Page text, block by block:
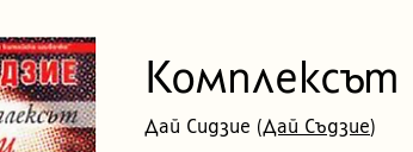
на Ди
Дай Сидзие (Дай Съдзие)